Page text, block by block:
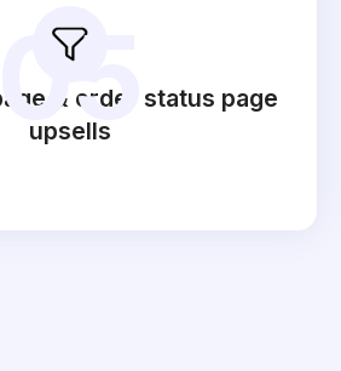
& order status page
upsells